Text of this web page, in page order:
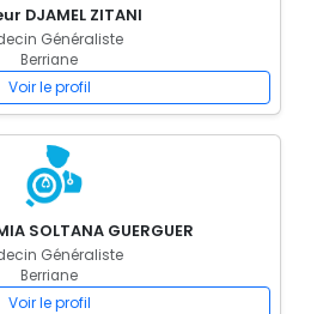
DJAMEL ZITANI
Généraliste
Berriane
Voir le profil
SOLTANA GUERGUER
Généraliste
Berriane
Voir le profil